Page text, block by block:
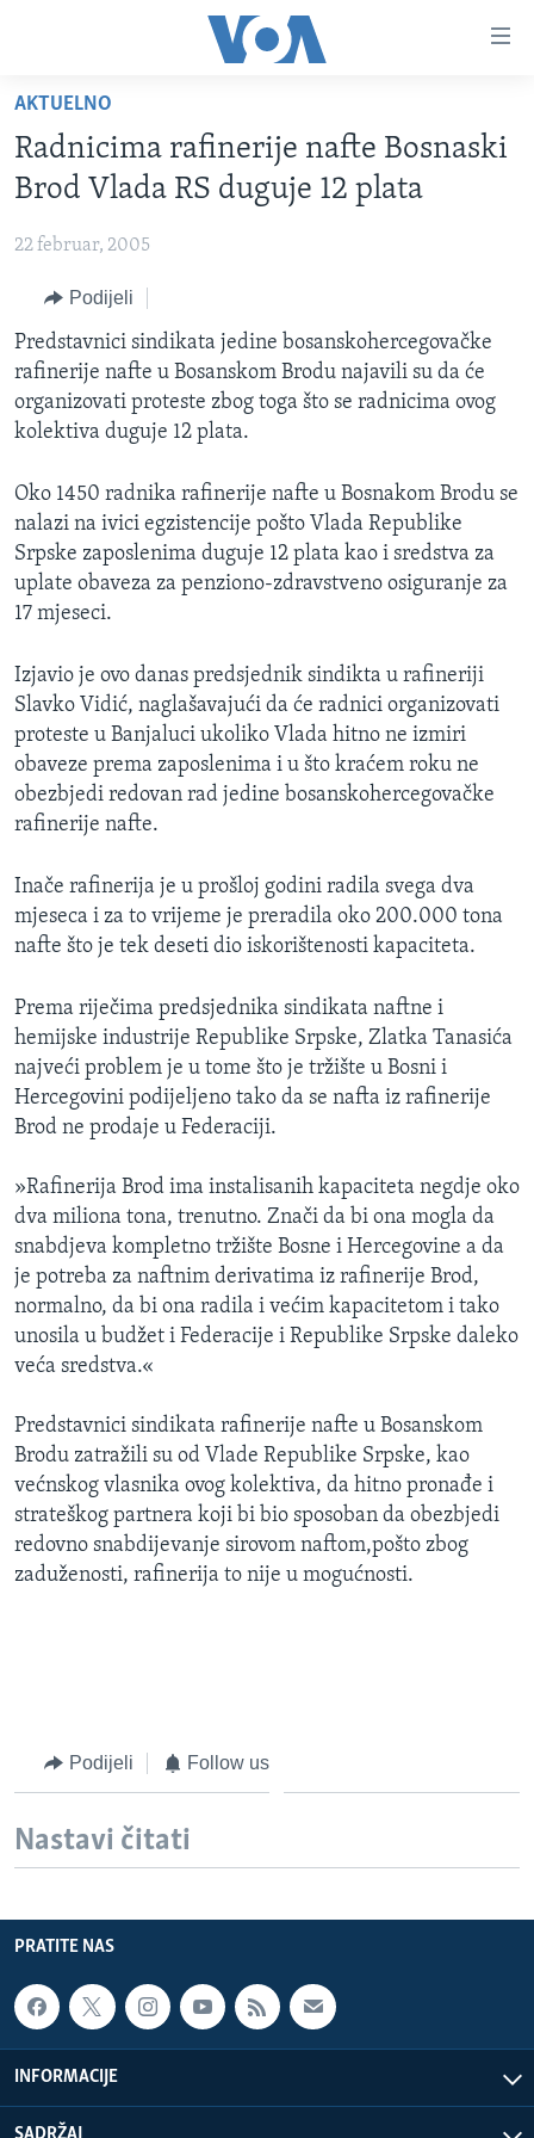
glavni
sadržaj
Pređi
na
glavnu
pretragu
TV PROGRAM
VIDEO
VIJESTI
SJEDINJENE AMERIČKE DRŽAVE
BOSNA I HERCEGOVINA
SVIJET
NAUKA I TEHNOLOGIJA
SPECIJALNI PROJEKTI
KORUPCIJA
SLOBODA MEDIJA
IZBJEGLIČKA STRANA
MAGAZIN
O GLASU AMERIKE
Learning English
PRATITE NAS
Jezici
AKTUELNO
Radnicima rafinerije nafte Bosnaski
Brod Vlada RS duguje 12 plata
22 februar, 2005
Podijeli
Predstavnici sindikata jedine bosanskohercegovačke
rafinerije nafte u Bosanskom Brodu najavili su da će
organizovati proteste zbog toga što se radnicima ovog
kolektiva duguje 12 plata.
Oko 1450 radnika rafinerije nafte u Bosnakom Brodu se
nalazi na ivici egzistencije pošto Vlada Republike
Srpske zaposlenima duguje 12 plata kao i sredstva za
uplate obaveza za penziono-zdravstveno osiguranje za
17 mjeseci.
Izjavio je ovo danas predsjednik sindikta u rafineriji
Slavko Vidić, naglašavajući da će radnici organizovati
proteste u Banjaluci ukoliko Vlada hitno ne izmiri
obaveze prema zaposlenima i u što kraćem roku ne
obezbjedi redovan rad jedine bosanskohercegovačke
rafinerije nafte.
Inače rafinerija je u prošloj godini radila svega dva
mjeseca i za to vrijeme je preradila oko 200.000 tona
nafte što je tek deseti dio iskorištenosti kapaciteta.
Prema riječima predsjednika sindikata naftne i
hemijske industrije Republike Srpske, Zlatka Tanasića
najveći problem je u tome što je tržište u Bosni i
Hercegovini podijeljeno tako da se nafta iz rafinerije
Brod ne prodaje u Federaciji.
»Rafinerija Brod ima instalisanih kapaciteta negdje oko
dva miliona tona, trenutno. Znači da bi ona mogla da
snabdjeva kompletno tržište Bosne i Hercegovine a da
je potreba za naftnim derivatima iz rafinerije Brod,
normalno, da bi ona radila i većim kapacitetom i tako
unosila u budžet i Federacije i Republike Srpske daleko
veća sredstva.«
Predstavnici sindikata rafinerije nafte u Bosanskom
Brodu zatražili su od Vlade Republike Srpske, kao
većnskog vlasnika ovog kolektiva, da hitno pronađe i
strateškog partnera koji bi bio sposoban da obezbjedi
redovno snabdijevanje sirovom naftom,pošto zbog
zaduženosti, rafinerija to nije u mogućnosti.
Podijeli Follow us
Nastavi čitati
PRATITE NAS
INFORMACIJE